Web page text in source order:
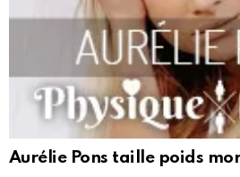
Aurélie Pons taille poids